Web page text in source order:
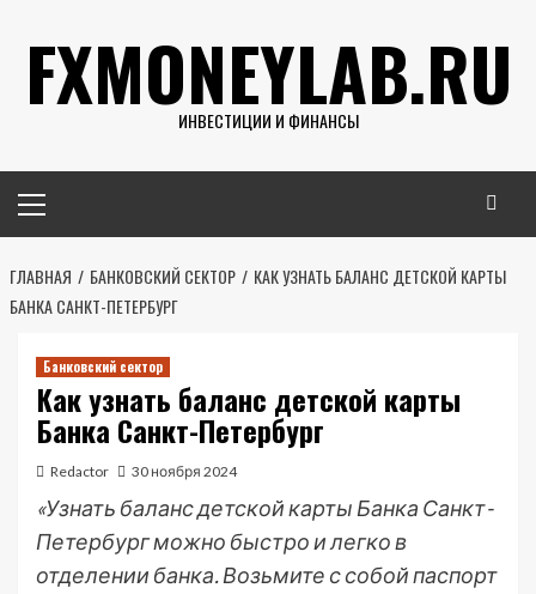
содержимому
FXMONEYLAB.RU
ИНВЕСТИЦИИ И ФИНАНСЫ
меню
ГЛАВНАЯ БАНКОВСКИЙ СЕКТОР
КАК УЗНАТЬ БАЛАНС ДЕТСКОЙ КАРТЫ
БАНКА САНКТ-ПЕТЕРБУРГ
Банковский сектор
Как узнать баланс детской карты
Банка Санкт-Петербург
Redactor 30 ноября 2024
«Узнать баланс детской карты Банка Санкт-
Петербург можно быстро и легко в
отделении банка. Возьмите с собой паспорт